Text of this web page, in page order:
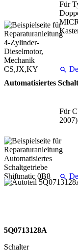
Für
Automatisiertes
Für
2007)
5Q0713128A
Schalter